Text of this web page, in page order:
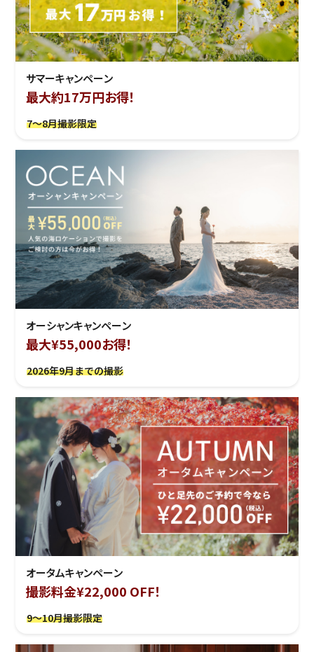
サマーキャンペーン
最大約17万円お得！
7～8月撮影限定
オーシャンキャンペーン
最大¥55,000お得！
2026年9月までの撮影
オータムキャンペーン
撮影料金¥22,000 OFF！
9～10月撮影限定